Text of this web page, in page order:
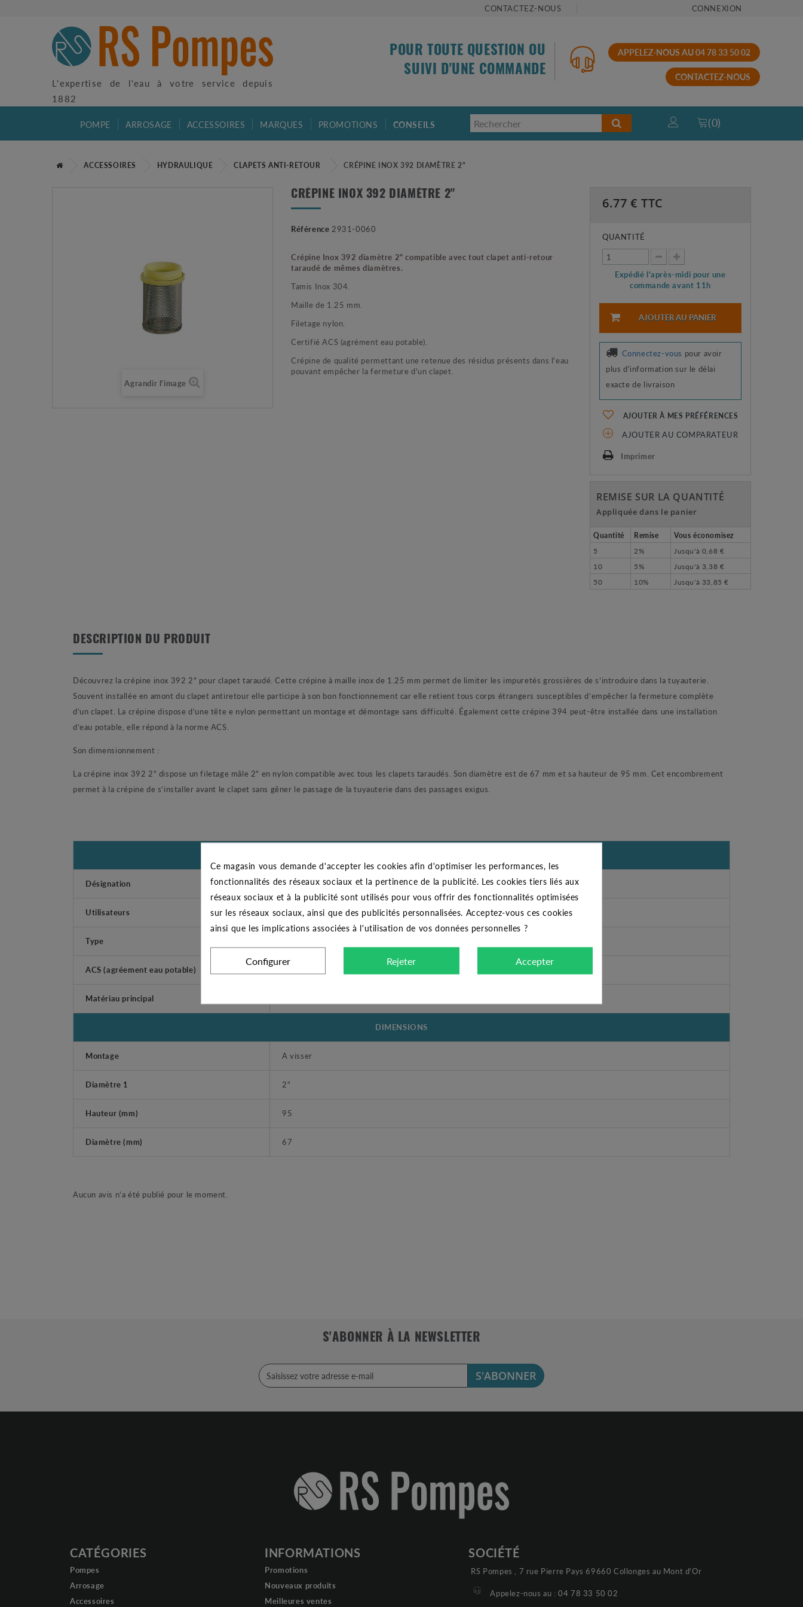
CONTACTEZ-NOUS CONNEXION
L'expertise de l'eau à votre service depuis
1882
POUR TOUTE QUESTION OU
SUIVI D'UNE COMMANDE
APPELEZ-NOUS AU 04 78 33 50 02
CONTACTEZ-NOUS
POMPE ARROSAGE ACCESSOIRES MARQUES PROMOTIONS CONSEILS (0)
ACCESSOIRES HYDRAULIQUE CLAPETS ANTI-RETOUR CRÉPINE INOX 392 DIAMÈTRE 2"
Agrandir l'image
CRÉPINE INOX 392 DIAMÈTRE 2"
Référence 2931-0060
Crépine Inox 392 diamètre 2" compatible avec tout clapet anti-retour
taraudé de mêmes diamètres.
Tamis Inox 304.
Maille de 1.25 mm.
Filetage nylon.
Certifié ACS (agrément eau potable).
Crépine de qualité permettant une retenue des résidus présents dans l'eau
pouvant empêcher la fermeture d'un clapet.
6.77 € TTC
QUANTITÉ
Expédié l'après-midi pour une
commande avant 11h
AJOUTER AU PANIER
Connectez-vous pour avoir
plus d'information sur le délai
exacte de livraison
AJOUTER À MES PRÉFÉRENCES
AJOUTER AU COMPARATEUR
Imprimer
REMISE SUR LA QUANTITÉ
Appliquée dans le panier
Quantité Remise
Vous économisez
5
2% Jusqu'à 0,68 €
10
5% Jusqu'à 3,38 €
50
10% Jusqu'à 33,85 €
DESCRIPTION DU PRODUIT
Découvrez la crépine inox 392 2" pour clapet taraudé. Cette crépine à maille inox de 1.25 mm permet de limiter les impuretés grossières de s’introduire dans la tuyauterie.
Souvent installée en amont du clapet antiretour elle participe à son bon fonctionnement car elle retient tous corps étrangers susceptibles d’empêcher la fermeture complète
d’un clapet. La crépine dispose d’une tête e nylon permettant un montage et démontage sans difficulté. Également cette crépine 394 peut-être installée dans une installation
d’eau potable, elle répond à la norme ACS.
Son dimensionnement :
La crépine inox 392 2" dispose un filetage mâle 2" en nylon compatible avec tous les clapets taraudés. Son diamètre est de 67 mm et sa hauteur de 95 mm. Cet encombrement
permet à la crépine de s’installer avant le clapet sans gêner le passage de la tuyauterie dans des passages exigus.
Désignation Crépine Inox 392 diamètre 2"
Utilisateurs Domestique et Professionnel
Type
ACS (agréement eau potable)
Matériau principal
DIMENSIONS
Montage A visser
Diamètre 1 2"
Hauteur (mm) 95
Diamètre (mm) 67
Aucun avis n'a été publié pour le moment.
S'ABONNER À LA NEWSLETTER
S'ABONNER
CATÉGORIES
Pompes
Arrosage
Accessoires
INFORMATIONS
Promotions
Nouveaux produits
Meilleures ventes
SOCIÉTÉ
RS Pompes , 7 rue Pierre Pays 69660 Collonges au Mont d'Or
Appelez-nous au :04 78 33 50 02
Ce magasin vous demande d'accepter les cookies afin d'optimiser les performances, les
fonctionnalités des réseaux sociaux et la pertinence de la publicité. Les cookies tiers liés aux
réseaux sociaux et à la publicité sont utilisés pour vous offrir des fonctionnalités optimisées
sur les réseaux sociaux, ainsi que des publicités personnalisées. Acceptez-vous ces cookies
ainsi que les implications associées à l'utilisation de vos données personnelles ?
Configurer Rejeter Accepter